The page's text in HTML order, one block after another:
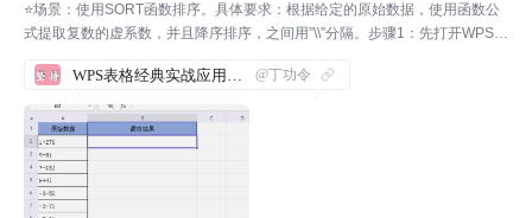
⭐场景：使用SORT函数排序。具体要求：根据给定的原始数据，使用函数公
式提取复数的虚系数，并且降序排序，之间用”\\”分隔。步骤1：先打开WPS软
帮助大家理解这几个函数。步骤2：在B2单元...
@丁功令